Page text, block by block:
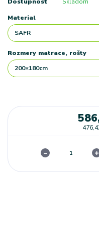
Material
Rozmery matrace, rošty